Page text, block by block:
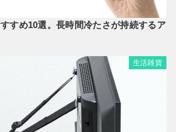
すめ10選。長時間冷たさが持続するア
生活雑貨